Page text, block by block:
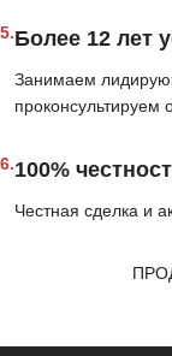
5.Более 12 лет
Занимаем
проконсультируем
6.100%
Честная сделка и